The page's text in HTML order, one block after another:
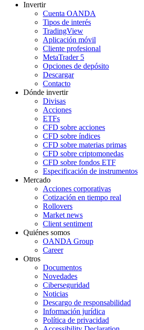
Invertir
Cuenta OANDA
Tipos de interés
TradingView
Aplicación móvil
Cliente profesional
MetaTrader 5
Opciones de depósito
Descargar
Contacto
Dónde invertir
Divisas
Acciones
ETFs
CFD sobre acciones
CFD sobre índices
CFD sobre materias primas
CFD sobre criptomonedas
CFD sobre fondos ETF
Especificación de instrumentos
Mercado
Acciones corporativas
Cotización en tiempo real
Rollovers
Market news
Client sentiment
Quiénes somos
OANDA Group
Career
Otros
Documentos
Novedades
Ciberseguridad
Noticias
Descargo de responsabilidad
Información jurídica
Política de privacidad